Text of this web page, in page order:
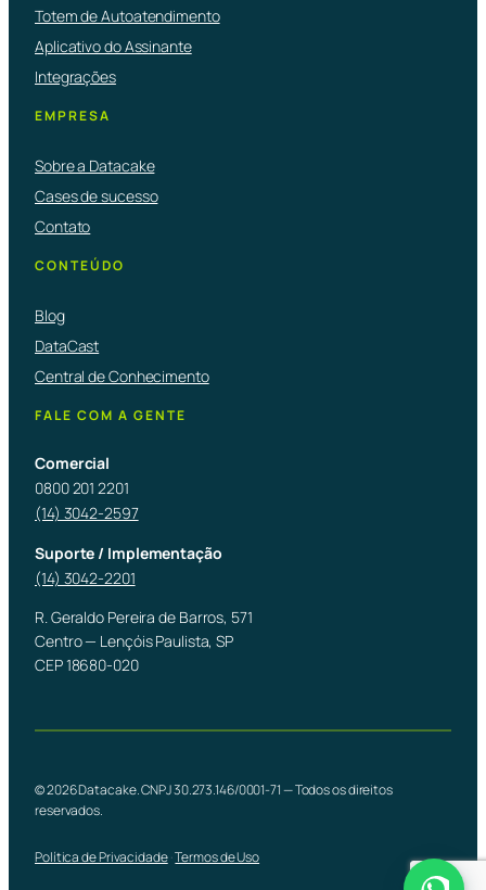
Totem de Autoatendimento
Aplicativo do Assinante
Integrações
EMPRESA
Sobre a Datacake
Cases de sucesso
Contato
CONTEÚDO
Blog
DataCast
Central de Conhecimento
FALE COM A GENTE
Comercial
0800 201 2201
(14) 3042-2597
Suporte / Implementação
(14) 3042-2201
R. Geraldo Pereira de Barros, 571
Centro — Lençóis Paulista, SP
CEP 18680-020
© 2026 Datacake. CNPJ 30.273.146/0001-71 — Todos os direitos
reservados.
Política de Privacidade·Termos de Uso